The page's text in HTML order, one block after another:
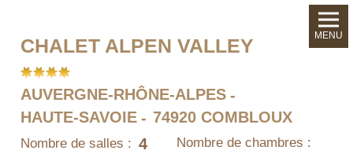
CHALET ALPEN VALLEY
AUVERGNE-RHÔNE-ALPES
HAUTE-SAVOIE
74920 COMBLOUX
Nombre de salles : 4 Nombre de chambres :
MENU